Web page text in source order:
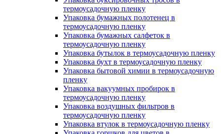
термоусадочную пленку
Упаковка бумажных полотенец в
термоусадочную пленку
Упаковка бумажных салфеток в
термоусадочную пленку
Упаковка бутылок в термоусадочную пленку
Упаковка бухт в термоусадочную пленку
Упаковка бытовой химии в термоусадочную
пленку
Упаковка вакуумных пробирок в
термоусадочную пленку
Упаковка воздушных фильтров в
термоусадочную пленку
Упаковка втулок в термоусадочную пленку